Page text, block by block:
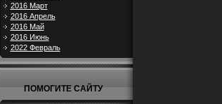
2016 Март
2016 Апрель
2016 Май
2016 Июнь
2022 Февраль
ПОМОГИТЕ САЙТУ